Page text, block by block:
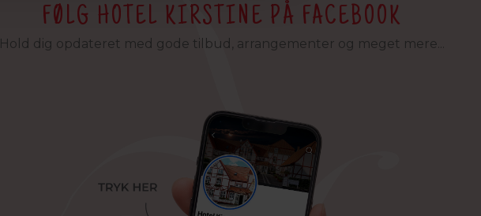
FØLG HOTEL KIRSTINE PÅ FACEBOOK
Hold dig opdateret med gode tilbud, arrangementer og meget mere...